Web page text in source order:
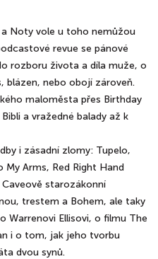
Noty vole u toho nemůžou
revue se pánové
rozboru života a díla muže, o
blázen, nebo obojí zároveň.
maloměsta přes Birthday
a vražedné balady až k
i zásadní zlomy: Tupelo,
Arms, Red Right Hand
starozákonní
trestem a Bohem, ale taky
Warrenovi Ellisovi, o filmu The
i o tom, jak jeho tvorbu
dvou synů.